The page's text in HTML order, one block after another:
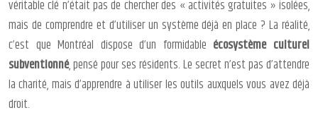
véritable clé n’était pas de chercher des « activités gratuites » isolées,
mais de comprendre et d’utiliser un système déjà en place ? La réalité,
c’est que Montréal dispose d’un formidable écosystème culturel
subventionné, pensé pour ses résidents. Le secret n’est pas d’attendre
la charité, mais d’apprendre à utiliser les outils auxquels vous avez déjà
droit.